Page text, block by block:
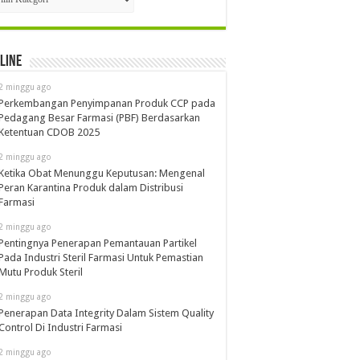
2 minggu ago
Penyimpanan Produk CCP pada
Besar Farmasi (PBF) Berdasarkan
CDOB 2025
2 minggu ago
Obat Menunggu Keputusan: Mengenal
Karantina Produk dalam Distribusi
2 minggu ago
Penerapan Pemantauan Partikel
Industri Steril Farmasi Untuk Pemastian
Produk Steril
2 minggu ago
Data Integrity Dalam Sistem Quality
Di Industri Farmasi
2 minggu ago